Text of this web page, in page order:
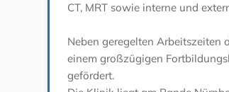
CT, MRT sowie interne und
Neben geregelten
einem großzügigen
gefördert.